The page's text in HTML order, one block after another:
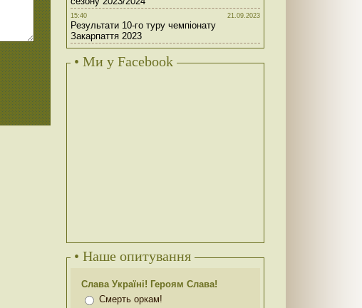
15:40 21.09.2023
Результати 10-го туру чемпіонату
Закарпаття 2023
• Ми у Facebook
• Наше опитування
Слава Україні! Героям Слава!
Смерть оркам!